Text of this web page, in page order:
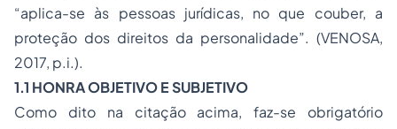
“aplica-se às pessoas jurídicas, no que couber, a
proteção dos direitos da personalidade”. (VENOSA,
2017, p.i.).
1.1 HONRA OBJETIVO E SUBJETIVO
Como dito na citação acima, faz-se obrigatório